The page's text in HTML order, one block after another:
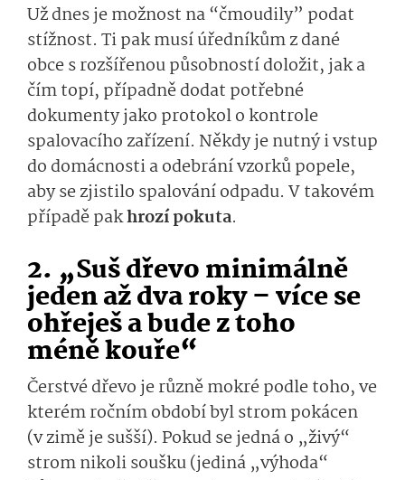
Už dnes je možnost na “čmoudily” podat
stížnost. Ti pak musí úředníkům z dané
obce s rozšířenou působností doložit, jak a
čím topí, případně dodat potřebné
dokumenty jako protokol o kontrole
spalovacího zařízení. Někdy je nutný i vstup
do domácnosti a odebrání vzorků popele,
aby se zjistilo spalování odpadu. V takovém
případě pakhrozí pokuta.
2. „Suš dřevo minimálně
jeden až dva roky – více se
ohřeješ a bude z toho
méně kouře“
Čerstvé dřevo je různě mokré podle toho, ve
kterém ročním období byl strom pokácen
(v zimě je sušší). Pokud se jedná o „živý“
strom nikoli soušku (jediná „výhoda“